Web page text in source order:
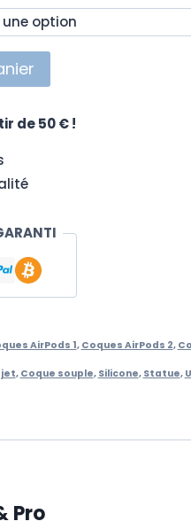
de 50 € !
AirPods 1, Coques AirPods 2,
, Coque souple, Silicone, Statue,
Pro